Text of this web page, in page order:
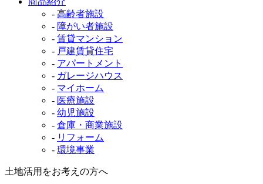
- 高齢者施設
- 障がい者施設
- 賃貸マンション
- 戸建賃貸住宅
- アパートメント
- ガレージハウス
- マイホーム
- 医療施設
- 幼児施設
- 倉庫・商業施設
- リフォーム
- 環境事業
土地活用をお考えの方へ